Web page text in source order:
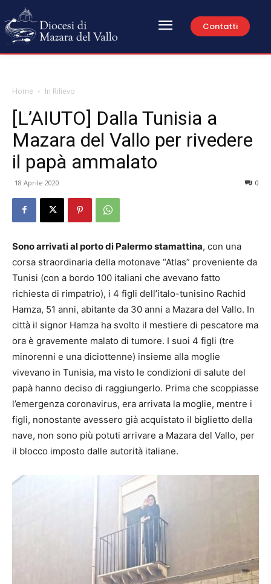
Contatti
Home In Rilievo
[L’AIUTO] Dalla Tunisia a
Mazara del Vallo per rivedere
il papà ammalato
18 Aprile 2020 0
Sono arrivati al porto di Palermo stamattina, con una
corsa straordinaria della motonave “Atlas” proveniente da
Tunisi (con a bordo 100 italiani che avevano fatto
richiesta di rimpatrio), i 4 figli dell’italo-tunisino Rachid
Hamza, 51 anni, abitante da 30 anni a Mazara del Vallo. In
città il signor Hamza ha svolto il mestiere di pescatore ma
ora è gravemente malato di tumore. I suoi 4 figli (tre
minorenni e una diciottenne) insieme alla moglie
vivevano in Tunisia, ma visto le condizioni di salute del
papà hanno deciso di raggiungerlo. Prima che scoppiasse
l’emergenza coronavirus, era arrivata la moglie, mentre i
figli, nonostante avessero già acquistato il biglietto della
nave, non sono più potuti arrivare a Mazara del Vallo, per
il blocco imposto dalle autorità italiane.